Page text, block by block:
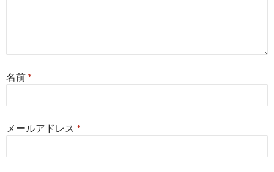
名前*
メールアドレス *